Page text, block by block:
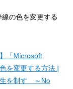
の色を変更する
「Microsoft
を変更する方法 |
生を制す ～No